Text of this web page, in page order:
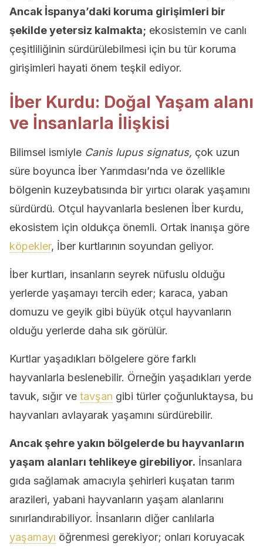
Ancak İspanya’daki koruma girişimleri bir
şekilde yetersiz kalmakta; ekosistemin ve canlı
çeşitliliğinin sürdürülebilmesi için bu tür koruma
girişimleri hayati önem teşkil ediyor.
İber Kurdu: Doğal Yaşam alanı
ve İnsanlarla İlişkisi
Bilimsel ismiyle Canis lupus signatus, çok uzun
süre boyunca İber Yarımdası’nda ve özellikle
bölgenin kuzeybatısında bir yırtıcı olarak yaşamını
sürdürdü. Otçul hayvanlarla beslenen İber kurdu,
ekosistem için oldukça önemli. Ortak inanışa göre
köpekler, İber kurtlarının soyundan geliyor.
İber kurtları, insanların seyrek nüfuslu olduğu
yerlerde yaşamayı tercih eder; karaca, yaban
domuzu ve geyik gibi büyük otçul hayvanların
olduğu yerlerde daha sık görülür.
Kurtlar yaşadıkları bölgelere göre farklı
hayvanlarla beslenebilir. Örneğin yaşadıkları yerde
tavuk, sığır ve tavşan gibi türler çoğunluktaysa, bu
hayvanları avlayarak yaşamını sürdürebilir.
Ancak şehre yakın bölgelerde bu hayvanların
yaşam alanları tehlikeye girebiliyor. İnsanlara
gıda sağlamak amacıyla şehirleri kuşatan tarım
arazileri, yabani hayvanların yaşam alanlarını
sınırlandırabiliyor. İnsanların diğer canlılarla
yaşamayı öğrenmesi gerekiyor; onları koruyacak